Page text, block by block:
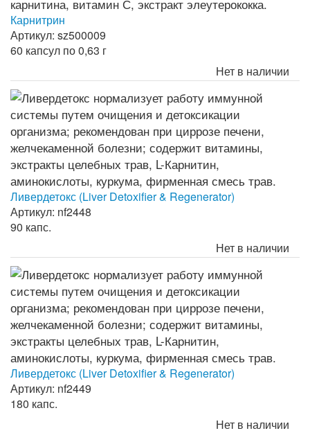
Карнитрин
Артикул: sz500009
60 капсул по 0,63 г
Нет в наличии
Ливердетокс (Liver Detoxifier & Regenerator)
Артикул: nf2448
90 капс.
Нет в наличии
Ливердетокс (Liver Detoxifier & Regenerator)
Артикул: nf2449
180 капс.
Нет в наличии